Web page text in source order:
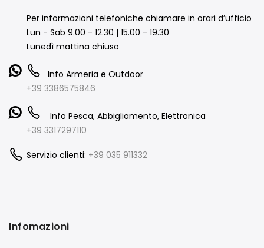
Per informazioni telefoniche chiamare in orari d’ufficio
Lun - Sab 9.00 - 12.30 | 15.00 - 19.30
Lunedì mattina chiuso
Info Armeria e Outdoor
+39 3386575846
Info Pesca, Abbigliamento, Elettronica
+39 3317297110
Servizio clienti: +39 035 911332
Infomazioni